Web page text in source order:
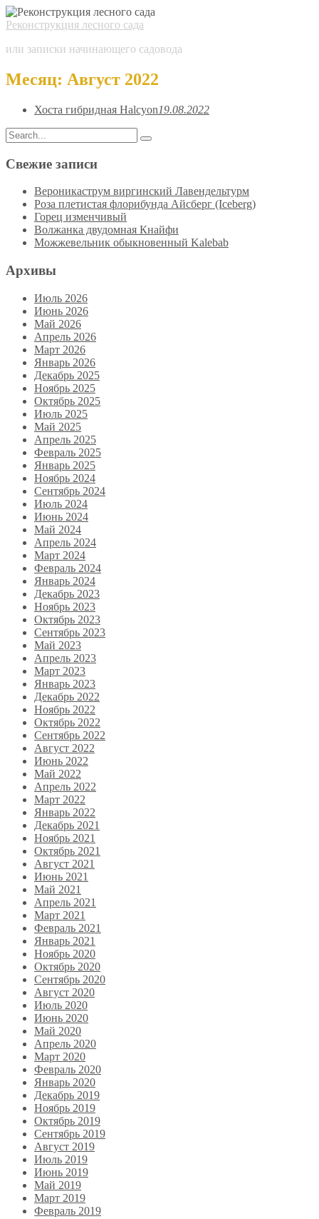
Реконструкция лесного сада
или записки начинающего садовода
Месяц: Август 2022
Хоста гибридная Halcyon19.08.2022
Search
for:
Search
Свежие записи
Вероникаструм виргинский Лавендельтурм
Роза плетистая флорибунда Айсберг (Iceberg)
Горец изменчивый
Волжанка двудомная Кнайфи
Можжевельник обыкновенный Kalebab
Архивы
Июль 2026
Июнь 2026
Май 2026
Апрель 2026
Март 2026
Январь 2026
Декабрь 2025
Ноябрь 2025
Октябрь 2025
Июль 2025
Май 2025
Апрель 2025
Февраль 2025
Январь 2025
Ноябрь 2024
Сентябрь 2024
Июль 2024
Июнь 2024
Май 2024
Апрель 2024
Март 2024
Февраль 2024
Январь 2024
Декабрь 2023
Ноябрь 2023
Октябрь 2023
Сентябрь 2023
Май 2023
Апрель 2023
Март 2023
Январь 2023
Декабрь 2022
Ноябрь 2022
Октябрь 2022
Сентябрь 2022
Август 2022
Июнь 2022
Май 2022
Апрель 2022
Март 2022
Январь 2022
Декабрь 2021
Ноябрь 2021
Октябрь 2021
Август 2021
Июнь 2021
Май 2021
Апрель 2021
Март 2021
Февраль 2021
Январь 2021
Ноябрь 2020
Октябрь 2020
Сентябрь 2020
Август 2020
Июль 2020
Июнь 2020
Май 2020
Апрель 2020
Март 2020
Февраль 2020
Январь 2020
Декабрь 2019
Ноябрь 2019
Октябрь 2019
Сентябрь 2019
Август 2019
Июль 2019
Июнь 2019
Май 2019
Март 2019
Февраль 2019